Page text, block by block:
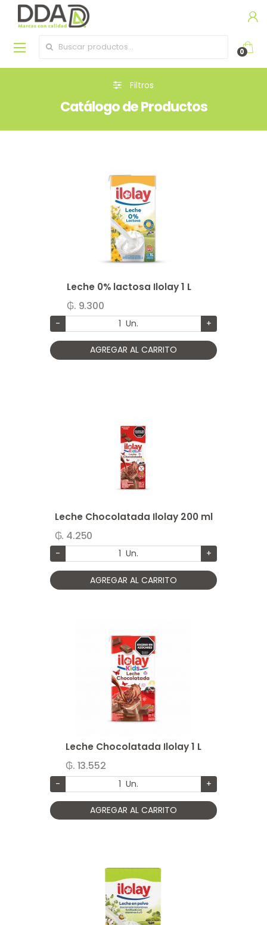
Buscar por:
0
Filtros
Catálogo de Productos
Leche 0% lactosa Ilolay 1 L
₲. 9.300
- Un. +
AGREGAR AL CARRITO
Leche Chocolatada Ilolay 200 ml
₲. 4.250
- Un. +
AGREGAR AL CARRITO
Leche Chocolatada Ilolay 1 L
₲. 13.552
- Un. +
AGREGAR AL CARRITO